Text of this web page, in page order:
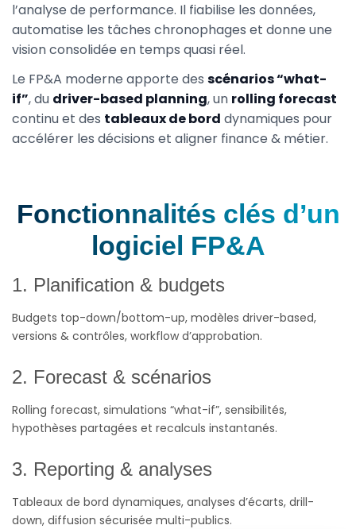
l’analyse de performance. Il fiabilise les données,
automatise les tâches chronophages et donne une
vision consolidée en temps quasi réel.
Le FP&A moderne apporte des scénarios “what-
if”, du driver-based planning, un rolling forecast
continu et des tableaux de bord dynamiques pour
accélérer les décisions et aligner finance & métier.
Fonctionnalités clés d’un
logiciel FP&A
1. Planification & budgets
Budgets top-down/bottom-up, modèles driver-based,
versions & contrôles, workflow d’approbation.
2. Forecast & scénarios
Rolling forecast, simulations “what-if”, sensibilités,
hypothèses partagées et recalculs instantanés.
3. Reporting & analyses
Tableaux de bord dynamiques, analyses d’écarts, drill-
down, diffusion sécurisée multi-publics.